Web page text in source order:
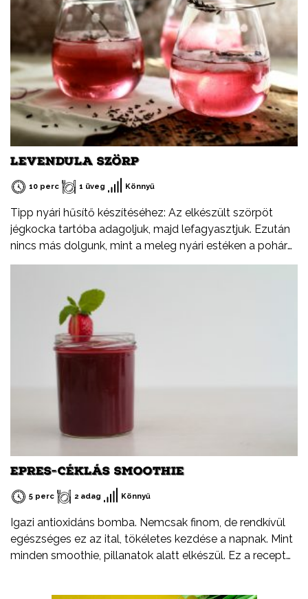
LEVENDULA SZÖRP
10 perc 1 üveg Könnyű
Tipp nyári hűsítő készítéséhez: Az elkészült szörpöt
jégkocka tartóba adagoljuk, majd lefagyasztjuk. Ezután
nincs más dolgunk, mint a meleg nyári estéken a pohár
rozénkba beletenni.
EPRES-CÉKLÁS SMOOTHIE
5 perc 2 adag Könnyű
Igazi antioxidáns bomba. Nemcsak finom, de rendkívül
egészséges ez az ital, tökéletes kezdése a napnak. Mint
minden smoothie, pillanatok alatt elkészül. Ez a recept